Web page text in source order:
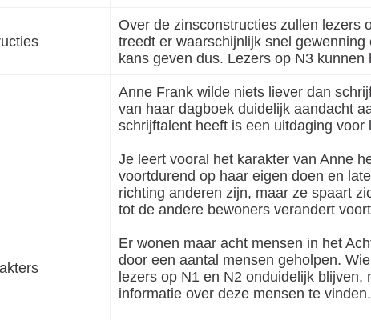
Over de zinsconstructies zullen lezers
treedt er waarschijnlijk snel
kans geven dus. Lezers op N3
Anne Frank wilde niets liever dan
van haar dagboek duidelijk aandacht
schrijftalent heeft is een uitdaging voor
Je leert vooral het karakter van Anne
voortdurend op haar eigen doen en
richting anderen zijn, maar ze spaart
tot de andere bewoners verandert
Er wonen maar acht mensen in het
door een aantal mensen geholpen.
lezers op N1 en N2 onduidelijk
informatie over deze mensen te vinden.